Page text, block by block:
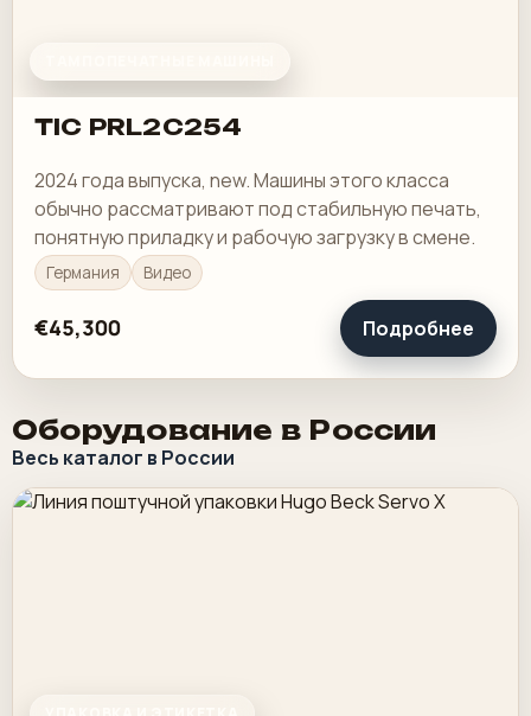
TIC PRL2C254
2024 года выпуска, new. Машины этого класса
обычно рассматривают под стабильную печать,
понятную приладку и рабочую загрузку в смене.
Германия Видео
€45,300 Подробнее
Оборудование в России
Весь каталог в России